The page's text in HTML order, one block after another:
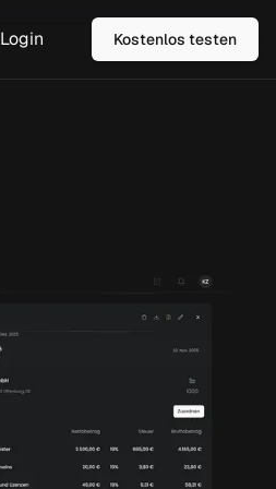
Login Kostenlos testen